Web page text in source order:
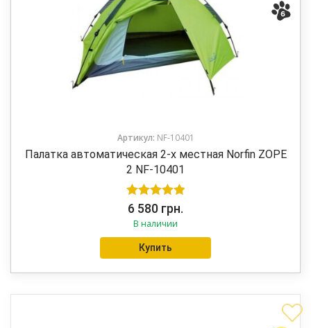
Артикул: NF-10401
Палатка автоматическая 2-х местная Norfin ZOPE
2 NF-10401
Оценка5.00
из 5
6 580 грн.
В наличии
Купить